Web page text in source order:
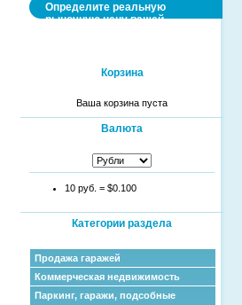
Определите реальную
рыночную цену вашей
Корзина
Ваша корзина пуста
Валюта
10 руб. = $0.100
Категории раздела
Продажа гаражей
Коммерческая недвижимость
Паркинг, гаражи, подсобные